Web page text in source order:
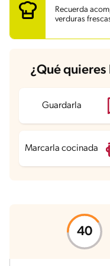
Energía 666.7
Grasas 37.2 g
Azúcares
Recuerda
verduras
¿Qué quieres
Guardarla
Marcarla cocinada